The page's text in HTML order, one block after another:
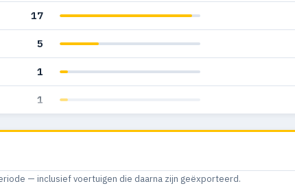
17
5
1
1
— inclusief voertuigen die daarna zijn geëxporteerd.